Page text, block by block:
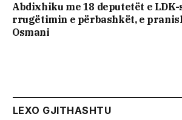
Abdixhiku me 18 deputetët e
rrugëtimin e përbashkët, e
Osmani
LEXO GJITHASHTU